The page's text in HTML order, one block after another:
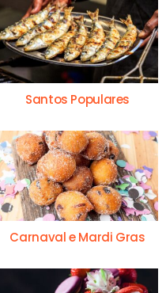
Santos Populares
Carnaval e Mardi Gras